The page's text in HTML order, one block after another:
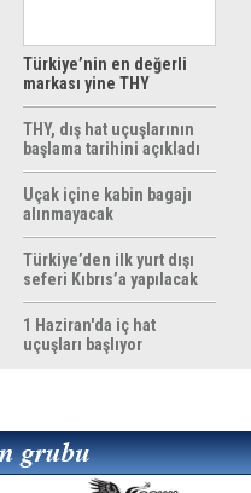
Türkiye’nin en değerli
markası yine THY
THY, dış hat uçuşlarının
başlama tarihini açıkladı
Uçak içine kabin bagajı
alınmayacak
Türkiye’den ilk yurt dışı
seferi Kıbrıs’a yapılacak
1 Haziran'da iç hat
uçuşları başlıyor